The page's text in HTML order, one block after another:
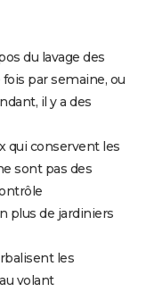
du lavage des
par semaine, ou
il y a des
qui conservent les
sont pas des
plus de jardiniers
les
volant